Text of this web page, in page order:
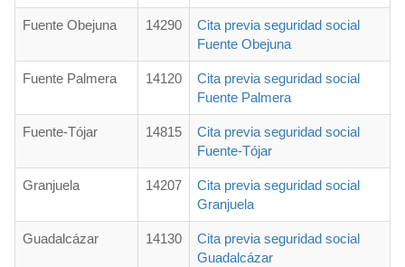
Fuente Obejuna 14290
Cita previa seguridad social
Fuente Obejuna
Fuente Palmera 14120
Cita previa seguridad social
Fuente Palmera
Fuente-Tójar 14815
Cita previa seguridad social
Fuente-Tójar
Granjuela 14207
Cita previa seguridad social
Granjuela
Guadalcázar 14130
Cita previa seguridad social
Guadalcázar